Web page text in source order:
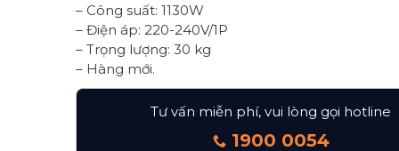
– Công suất: 1130W
– Điện áp: 220-240V/1P
– Trọng lượng: 30 kg
– Hàng mới.
Tư vấn miễn phí, vui lòng gọi hotline
1900 0054